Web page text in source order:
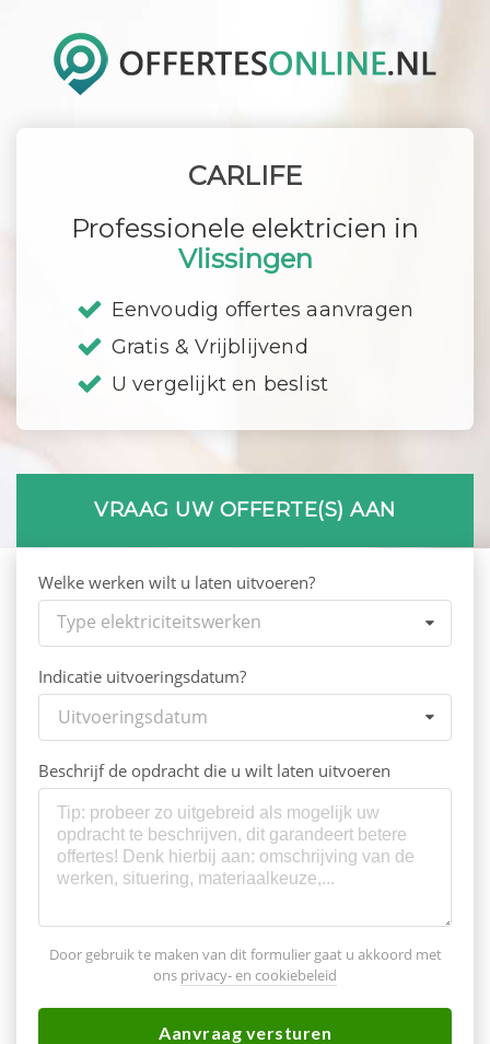
CARLIFE
Professionele elektricien in
Vlissingen
Eenvoudig offertes aanvragen
Gratis & Vrijblijvend
U vergelijkt en beslist
VRAAG UW OFFERTE(S) AAN
Welke werken wilt u laten uitvoeren?
Type elektriciteitswerken
Indicatie uitvoeringsdatum?
Uitvoeringsdatum
Beschrijf de opdracht die u wilt laten uitvoeren
Door gebruik te maken van dit formulier gaat u akkoord met
ons privacy- en cookiebeleid
Aanvraag versturen